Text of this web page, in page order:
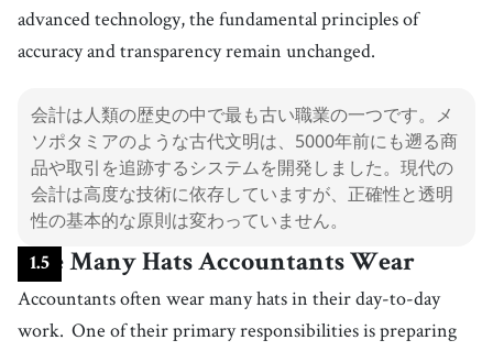
advanced technology, the fundamental principles of
accuracy and transparency remain unchanged.
会計は人類の歴史の中で最も古い職業の一つです。メ
ソポタミアのような古代文明は、5000年前にも遡る商
品や取引を追跡するシステムを開発しました。現代の
会計は高度な技術に依存していますが、正確性と透明
性の基本的な原則は変わっていません。
The Many Hats Accountants Wear
1.5
Accountants often wear many hats in their day-to-day
work. One of their primary responsibilities is preparing